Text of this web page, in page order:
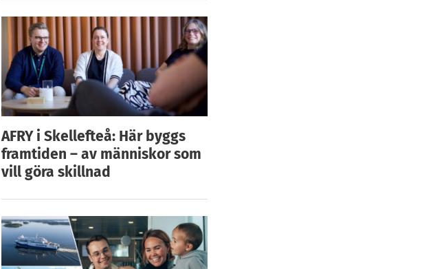
AFRY i Skellefteå: Här byggs
framtiden – av människor som
vill göra skillnad